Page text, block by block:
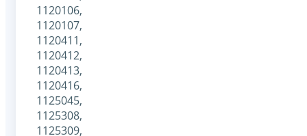
1120106,
1120107,
1120411,
1120412,
1120413,
1120416,
1125045,
1125308,
1125309,